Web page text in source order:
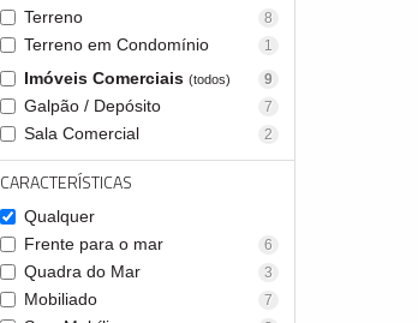
Terreno 8
Terreno em Condomínio 1
Imóveis Comerciais (todos) 9
Galpão / Depósito 7
Sala Comercial 2
CARACTERÍSTICAS
Qualquer
Frente para o mar
6
Quadra do Mar 3
Mobiliado 7